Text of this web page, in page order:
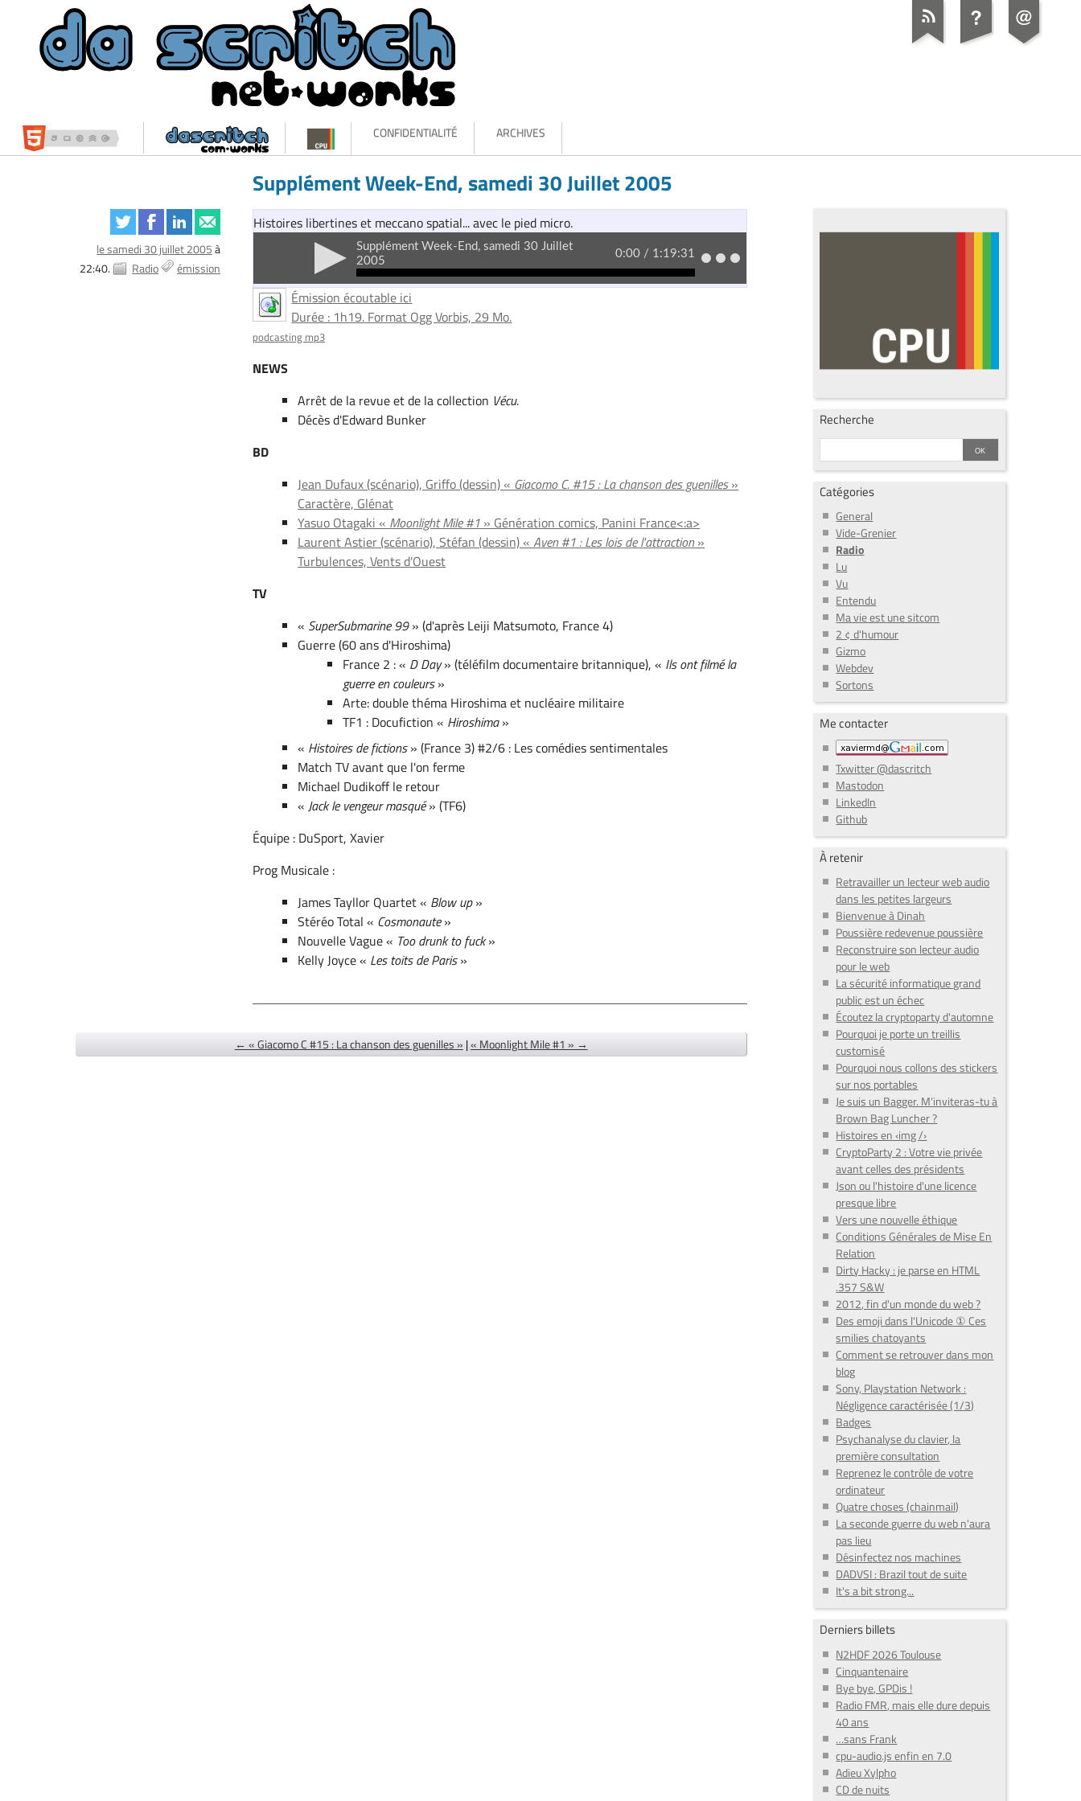
CONFIDENTIALITÉ ARCHIVES
Supplément Week-End, samedi 30 Juillet 2005
le samedi 30 juillet 2005à
22:40.
Radio émission
Histoires libertines et meccano spatial... avec le pied micro.
Émission écoutable ici
Durée : 1h19. Format Ogg Vorbis, 29 Mo.
podcasting mp3
NEWS
Arrêt de la revue et de la collection Vécu.
Décès d'Edward Bunker
BD
Jean Dufaux (scénario), Griffo (dessin) « Giacomo C. #15 : La chanson des guenilles»
Caractère, Glénat
Yasuo Otagaki « Moonlight Mile #1 » Génération comics, Panini France<:a>
Laurent Astier (scénario), Stéfan (dessin) «Aven #1 : Les lois de l'attraction»
Turbulences, Vents d'Ouest
TV
« SuperSubmarine 99» (d'après Leiji Matsumoto, France 4)
Guerre (60 ans d'Hiroshima)
France 2 : « D Day» (téléfilm documentaire britannique), « Ils ont filmé la
guerre en couleurs»
Arte: double théma Hiroshima et nucléaire militaire
TF1 : Docufiction « Hiroshima»
« Histoires de fictions» (France 3) #2/6 : Les comédies sentimentales
Match TV avant que l'on ferme
Michael Dudikoff le retour
«Jack le vengeur masqué» (TF6)
Équipe : DuSport, Xavier
Prog Musicale :
James Tayllor Quartet « Blow up»
Stéréo Total « Cosmonaute»
Nouvelle Vague « Too drunk to fuck»
Kelly Joyce « Les toits de Paris»
← « Giacomo C #15 : La chanson des guenilles » |« Moonlight Mile #1 » →
Recherche
Catégories
General
Vide-Grenier
Radio
Lu
Vu
Entendu
Ma vie est une sitcom
2 ¢ d'humour
Gizmo
Webdev
Sortons
Me contacter
Txwitter @dascritch
Mastodon
LinkedIn
Github
À retenir
Retravailler un lecteur web audio
dans les petites largeurs
Bienvenue à Dinah
Poussière redevenue poussière
Reconstruire son lecteur audio
pour le web
La sécurité informatique grand
public est un échec
Écoutez la cryptoparty d'automne
Pourquoi je porte un treillis
customisé
Pourquoi nous collons des stickers
sur nos portables
Je suis un Bagger. M'inviteras-tu à
Brown Bag Luncher ?
Histoires en ‹img /›
CryptoParty 2 : Votre vie privée
avant celles des présidents
Json ou l'histoire d'une licence
presque libre
Vers une nouvelle éthique
Conditions Générales de Mise En
Relation
Dirty Hacky : je parse en HTML
.357 S&W
2012, fin d'un monde du web ?
Des emoji dans l'Unicode ① Ces
smilies chatoyants
Comment se retrouver dans mon
blog
Sony, Playstation Network :
Négligence caractérisée (1/3)
Badges
Psychanalyse du clavier, la
première consultation
Reprenez le contrôle de votre
ordinateur
Quatre choses (chainmail)
La seconde guerre du web n'aura
pas lieu
Désinfectez nos machines
DADVSI : Brazil tout de suite
It's a bit strong...
Derniers billets
N2HDF 2026 Toulouse
Cinquantenaire
Bye bye, GPDis !
Radio FMR, mais elle dure depuis
40 ans
…sans Frank
cpu-audio.js enfin en 7.0
Adieu Xylpho
CD de nuits